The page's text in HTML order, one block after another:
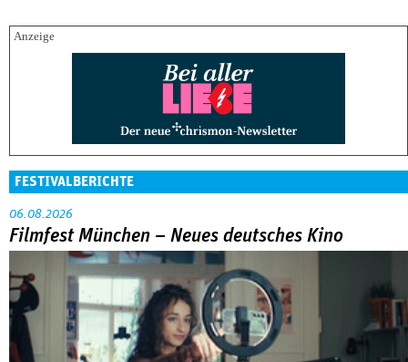
FESTIVALBERICHTE
06.08.2026
Filmfest München – Neues deutsches Kino